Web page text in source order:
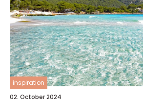
inspiration
02. October 2024